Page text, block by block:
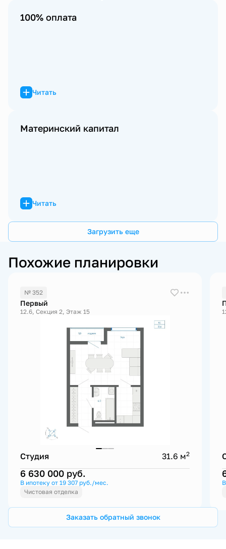
100% оплата
Читать
Материнский капитал
Читать
Загрузить еще
Похожие планировки
№ 352
Первый
12.6, Секция 2, Этаж 15
Студия 31.6 м2
6 630 000 руб.
В ипотеку от 19 307 руб./мес.
Чистовая отделка
Заказать обратный звонок